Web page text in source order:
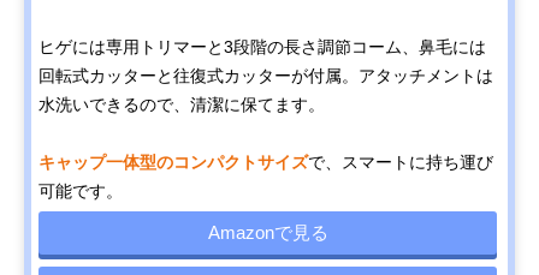
ヒゲには専用トリマーと3段階の長さ調節コーム、鼻毛には
回転式カッターと往復式カッターが付属。アタッチメントは
水洗いできるので、清潔に保てます。
キャップ一体型のコンパクトサイズで、スマートに持ち運び
可能です。
Amazonで見る